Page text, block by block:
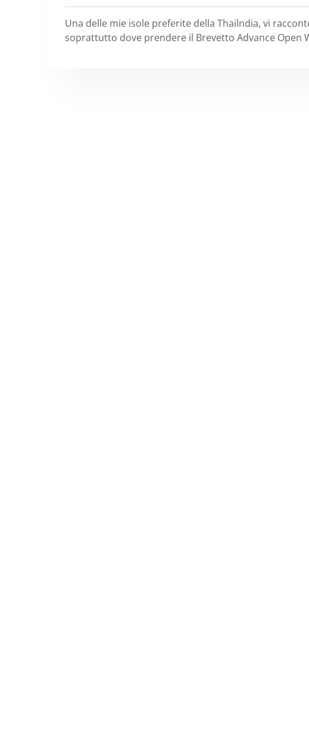
Una delle mie isole preferite della Thailndia, vi
soprattutto dove prendere il Brevetto Advance Open